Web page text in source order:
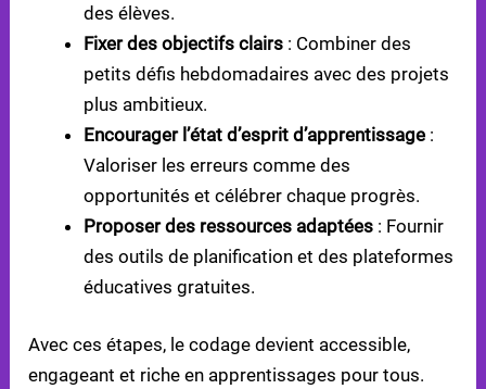
des élèves.
Fixer des objectifs clairs : Combiner des
petits défis hebdomadaires avec des projets
plus ambitieux.
Encourager l’état d’esprit d’apprentissage :
Valoriser les erreurs comme des
opportunités et célébrer chaque progrès.
Proposer des ressources adaptées : Fournir
des outils de planification et des plateformes
éducatives gratuites.
Avec ces étapes, le codage devient accessible,
engageant et riche en apprentissages pour tous.